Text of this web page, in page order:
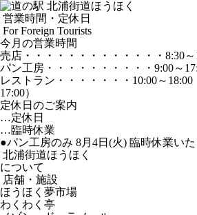
営業時間・定休日
For Foreign Tourists
今月の営業時間
売店 ・・・・・・・・・・・・・ 8:30
パン工房 ・・・・・・・・・・ 9:00～
レストラン ・・・・・・・ 10:00～18:00
17:00）
定休日のご案内
…定休日
…臨時休業
●パン工房のみ 8月4日(火) 臨時休業いた
北浦街道ほうほく
について
店舗・施設
ほうほく夢市場
わくわく亭